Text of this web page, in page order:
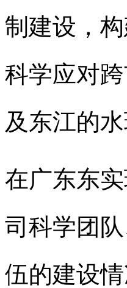
制建设，
科学应对
及东江的水
在广东东
司科学团
伍的建设